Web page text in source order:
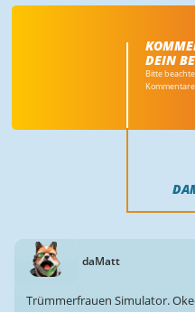
DEIN
Bitte
daMatt
Trümmerfrauen Simulator.